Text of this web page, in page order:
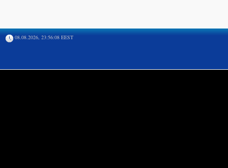
08.08.2026, 23:56:08 EEST